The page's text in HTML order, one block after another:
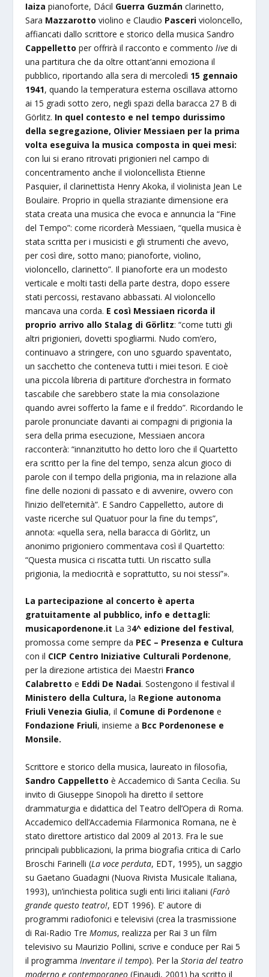
Iaiza pianoforte, Dácil Guerra Guzmán clarinetto,
Sara Mazzarotto violino e Claudio Pasceri violoncello,
affiancati dallo scrittore e storico della musica Sandro
Cappelletto per offrirà il racconto e commentolive di
una partitura che da oltre ottant’anni emoziona il
pubblico, riportando alla sera di mercoledì 15 gennaio
1941, quando la temperatura esterna oscillava attorno
ai 15 gradi sotto zero, negli spazi della baracca 27 B di
Görlitz. In quel contesto e nel tempo durissimo
della segregazione, Olivier Messiaen per la prima
volta eseguiva la musica composta in quei mesi:
con lui si erano ritrovati prigionieri nel campo di
concentramento anche il violoncellista Etienne
Pasquier, il clarinettista Henry Akoka, il violinista Jean Le
Boulaire. Proprio in quella straziante dimensione era
stata creata una musica che evoca e annuncia la “Fine
del Tempo”: come ricorderà Messiaen, “quella musica è
stata scritta per i musicisti e gli strumenti che avevo,
per così dire, sotto mano; pianoforte, violino,
violoncello, clarinetto”. Il pianoforte era un modesto
verticale e molti tasti della parte destra, dopo essere
stati percossi, restavano abbassati. Al violoncello
mancava una corda. E così Messiaen ricorda il
proprio arrivo allo Stalag di Görlitz: “come tutti gli
altri prigionieri, dovetti spogliarmi. Nudo com’ero,
continuavo a stringere, con uno sguardo spaventato,
un sacchetto che conteneva tutti i miei tesori. E cioè
una piccola libreria di partiture d’orchestra in formato
tascabile che sarebbero state la mia consolazione
quando avrei sofferto la fame e il freddo”. Ricordando le
parole pronunciate davanti ai compagni di prigionia la
sera della prima esecuzione, Messiaen ancora
racconterà: “innanzitutto ho detto loro che il Quartetto
era scritto per la fine del tempo, senza alcun gioco di
parole con il tempo della prigionia, ma in relazione alla
fine delle nozioni di passato e di avvenire, ovvero con
l’inizio dell’eternità”. E Sandro Cappelletto, autore di
vaste ricerche sul Quatuor pour la fine du temps”,
annota: «quella sera, nella baracca di Görlitz, un
anonimo prigioniero commentava così il Quartetto:
“Questa musica ci riscatta tutti. Un riscatto sulla
prigionia, la mediocrità e soprattutto, su noi stessi”».
La partecipazione al concerto è aperta
gratuitamente al pubblico, info e dettagli:
musicapordenone.it La 34^ edizione del festival,
promossa come sempre da PEC – Presenza e Cultura
con il CICP Centro Iniziative Culturali Pordenone,
per la direzione artistica dei Maestri Franco
Calabretto e Eddi De Nadai. Sostengono il festival il
Ministero della Cultura, la Regione autonoma
Friuli Venezia Giulia, il Comune di Pordenone e
Fondazione Friuli, insieme a Bcc Pordenonese e
Monsile.
Scrittore e storico della musica, laureato in filosofia,
Sandro Cappelletto è Accademico di Santa Cecilia. Su
invito di Giuseppe Sinopoli ha diretto il settore
drammaturgia e didattica del Teatro dell’Opera di Roma.
Accademico dell’Accademia Filarmonica Romana, ne è
stato direttore artistico dal 2009 al 2013. Fra le sue
principali pubblicazioni, la prima biografia critica di Carlo
Broschi Farinelli (La voce perduta, EDT, 1995), un saggio
su Gaetano Guadagni (Nuova Rivista Musicale Italiana,
1993), un’inchiesta politica sugli enti lirici italiani (Farò
grande questo teatro!, EDT 1996). E’ autore di
programmi radiofonici e televisivi (crea la trasmissione
di Rai-Radio TreMomus, realizza per Rai 3 un film
televisivo su Maurizio Pollini, scrive e conduce per Rai 5
il programmaInventare il tempo). Per laStoria del teatro
moderno e contemporaneo(Einaudi, 2001) ha scritto il